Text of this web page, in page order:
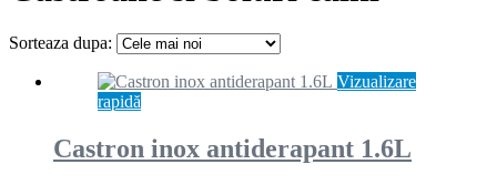
Sorteaza dupa:
Vizualizare
rapidă
Castron inox antiderapant 1.6L